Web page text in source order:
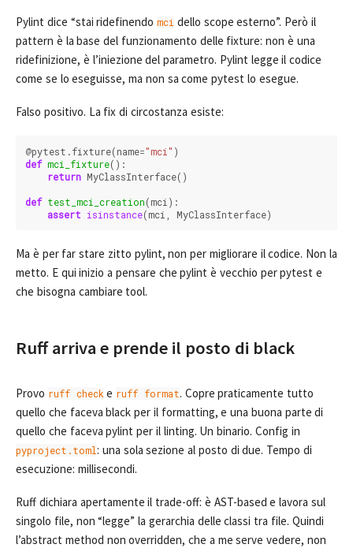
Pylint dice “stai ridefinendo mci dello scope esterno”. Però il
pattern è la base del funzionamento delle fixture: non è una
ridefinizione, è l’iniezione del parametro. Pylint legge il codice
come se lo eseguisse, ma non sa come pytest lo esegue.
Falso positivo. La fix di circostanza esiste:
@pytest .fixture(name="mci" )
def mci_fixture():
return MyClassInterface()
def test_mci_creation(mci):
assert isinstance(mci , MyClassInterface)
Ma è per far stare zitto pylint, non per migliorare il codice. Non la
metto. E qui inizio a pensare che pylint è vecchio per pytest e
che bisogna cambiare tool.
Ruff arriva e prende il posto di black
Provo ruff check e ruff format. Copre praticamente tutto
quello che faceva black per il formatting, e una buona parte di
quello che faceva pylint per il linting. Un binario. Config in
pyproject.toml: una sola sezione al posto di due. Tempo di
esecuzione: millisecondi.
Ruff dichiara apertamente il trade-off: è AST-based e lavora sul
singolo file, non “legge” la gerarchia delle classi tra file. Quindi
l’abstract method non overridden, che a me serve vedere, non